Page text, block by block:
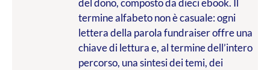
del dono, composto da dieci ebook. Il
termine alfabeto non è casuale: ogni
lettera della parola fundraiser offre una
chiave di lettura e, al termine dell’intero
percorso, una sintesi dei temi, dei